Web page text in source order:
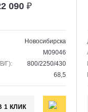
090 ₽
Новосибирска
M09046
Г):
800/2250/430
68,5
1 КЛИК